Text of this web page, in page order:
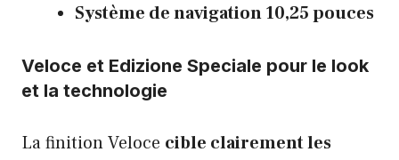
Système de navigation 10,25 pouces
Veloce et Edizione Speciale pour le look
et la technologie
La finition Veloce cible clairement les